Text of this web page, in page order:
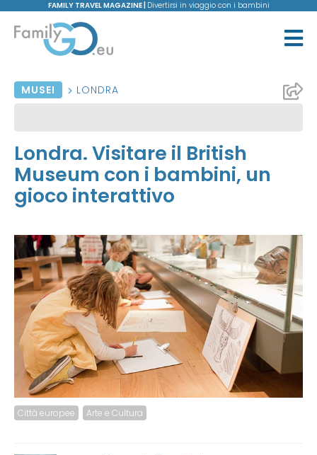
FAMILY TRAVEL MAGAZINE | Divertirsi in viaggio con i bambini
MUSEI LONDRA
Londra. Visitare il British
Museum con i bambini, un
gioco interattivo
Città europee Arte e Cultura